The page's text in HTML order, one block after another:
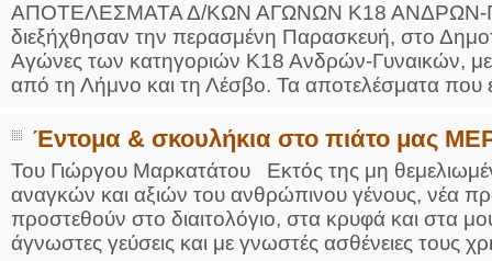
ΑΠΟΤΕΛΕΣΜΑΤΑ Δ/ΚΩΝ ΑΓΩΝΩΝ Κ18 ΑΝΔΡΩΝ-
διεξήχθησαν την περασμένη Παρασκευή, στο
Αγώνες των κατηγοριών Κ18 Ανδρών-Γυναικών,
από τη Λήμνο και τη Λέσβο. Τα αποτελέσματα που
Έντομα & σκουλήκια στο πιάτο μας
Του Γιώργου Μαρκατάτου Εκτός της μη
αναγκών και αξιών του ανθρώπινου γένους, νέα
προστεθούν στο διαιτολόγιο, στα κρυφά και στα
άγνωστες γεύσεις και με γνωστές ασθένειες τους